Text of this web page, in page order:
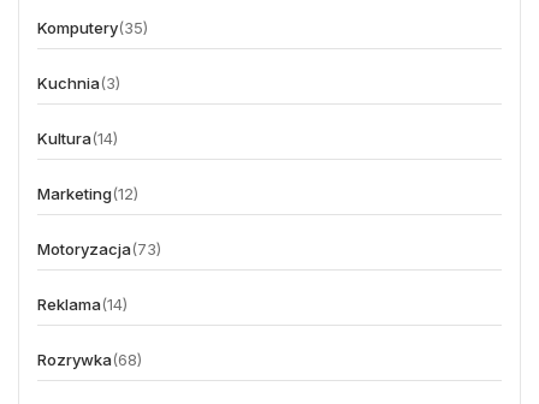
Komputery(35)
Kuchnia(3)
Kultura(14)
Marketing(12)
Motoryzacja(73)
Reklama(14)
Rozrywka(68)